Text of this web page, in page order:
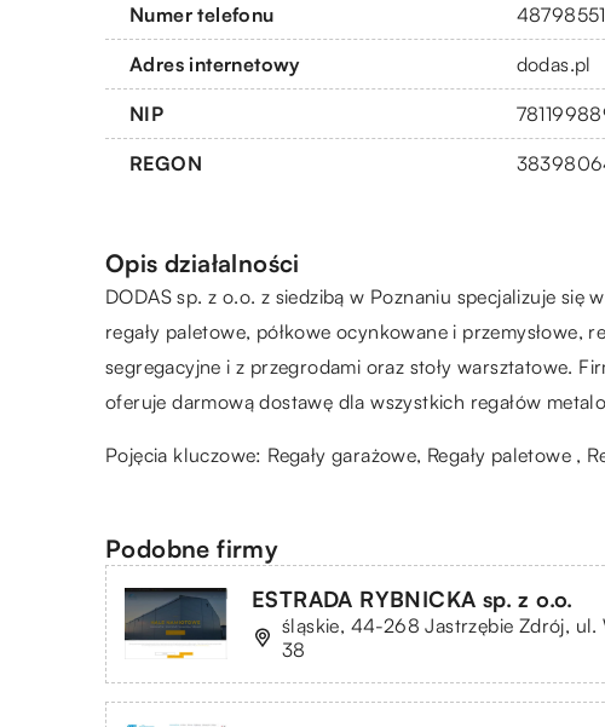
Numer telefonu
Adres internetowy dodas.pl
NIP
REGON
Opis działalności
DODAS sp. z o.o. z siedzibą w Poznaniu specjalizuje
regały paletowe, półkowe ocynkowane i
segregacyjne i z przegrodami oraz stoły warsztatowe.
oferuje darmową dostawę dla wszystkich regałów
Pojęcia kluczowe: Regały garażowe, Regały paletowe ,
Podobne firmy
ESTRADA RYBNICKA sp. z o.o.
śląskie, 44-268 Jastrzębie Zdrój, ul.
38